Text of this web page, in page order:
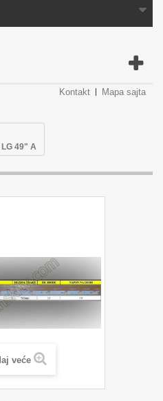
Kontakt Mapa sajta
49" A
veće